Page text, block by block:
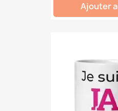
Ajouter